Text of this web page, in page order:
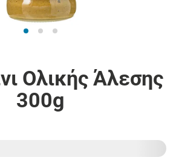
Ολικής Άλεσης
300g